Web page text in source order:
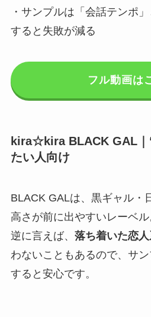
・サンプルは「会話テンポ
すると失敗が減る
フル動画は
kira☆kira BLACK GAL｜
たい人向け
BLACK GALは、黒ギャル・
高さが前に出やすいレーベル
逆に言えば、 落ち着いた恋
わないこともあるので、サ
すると安心です。